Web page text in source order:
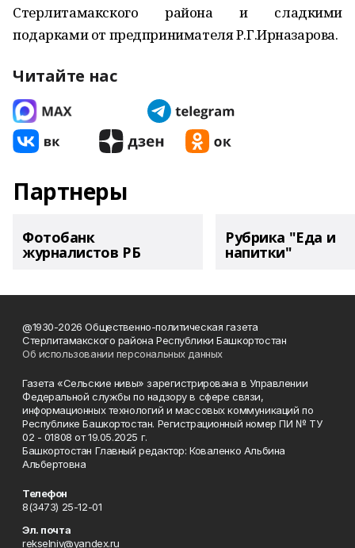
Стерлитамакского района и сладкими
подарками от предпринимателя Р.Г.Ирназарова.
Читайте нас
Партнеры
Фотобанк
журналистов РБ
Рубрика "Еда и
напитки"
@1930-2026 Общественно-политическая газета
Стерлитамакского района Республики Башкортостан
Об использовании персональных данных
Газета «Сельские нивы» зарегистрирована в Управлении
Федеральной службы по надзору в сфере связи,
информационных технологий и массовых коммуникаций по
Республике Башкортостан. Регистрационный номер ПИ № ТУ
02 - 01808 от 19.05.2025 г.
Башкортостан Главный редактор: Коваленко Альбина
Альбертовна
Телефон
8(3473) 25-12-01
Эл. почта
rekselniv@yandex.ru